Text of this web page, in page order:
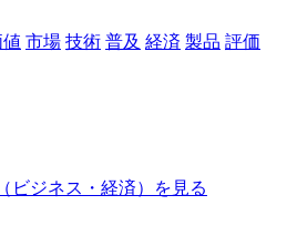
市場 技術 普及 経済 製品 評価
ビジネス・経済）を見る